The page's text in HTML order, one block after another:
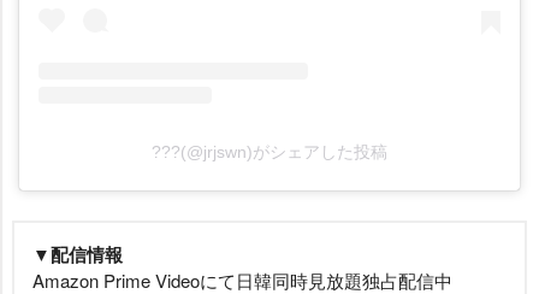
???(@jrjswn)がシェアした投稿
▼配信情報
Amazon Prime Videoにて日韓同時見放題独占配信中